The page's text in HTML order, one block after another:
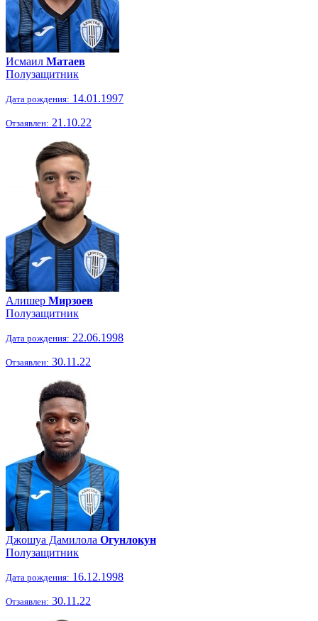
Исмаил Матаев
Полузащитник
Дата рождения: 14.01.1997
Отзаявлен: 21.10.22
Алишер Мирзоев
Полузащитник
Дата рождения: 22.06.1998
Отзаявлен: 30.11.22
Джошуа Дамилола Огунлокун
Полузащитник
Дата рождения: 16.12.1998
Отзаявлен: 30.11.22